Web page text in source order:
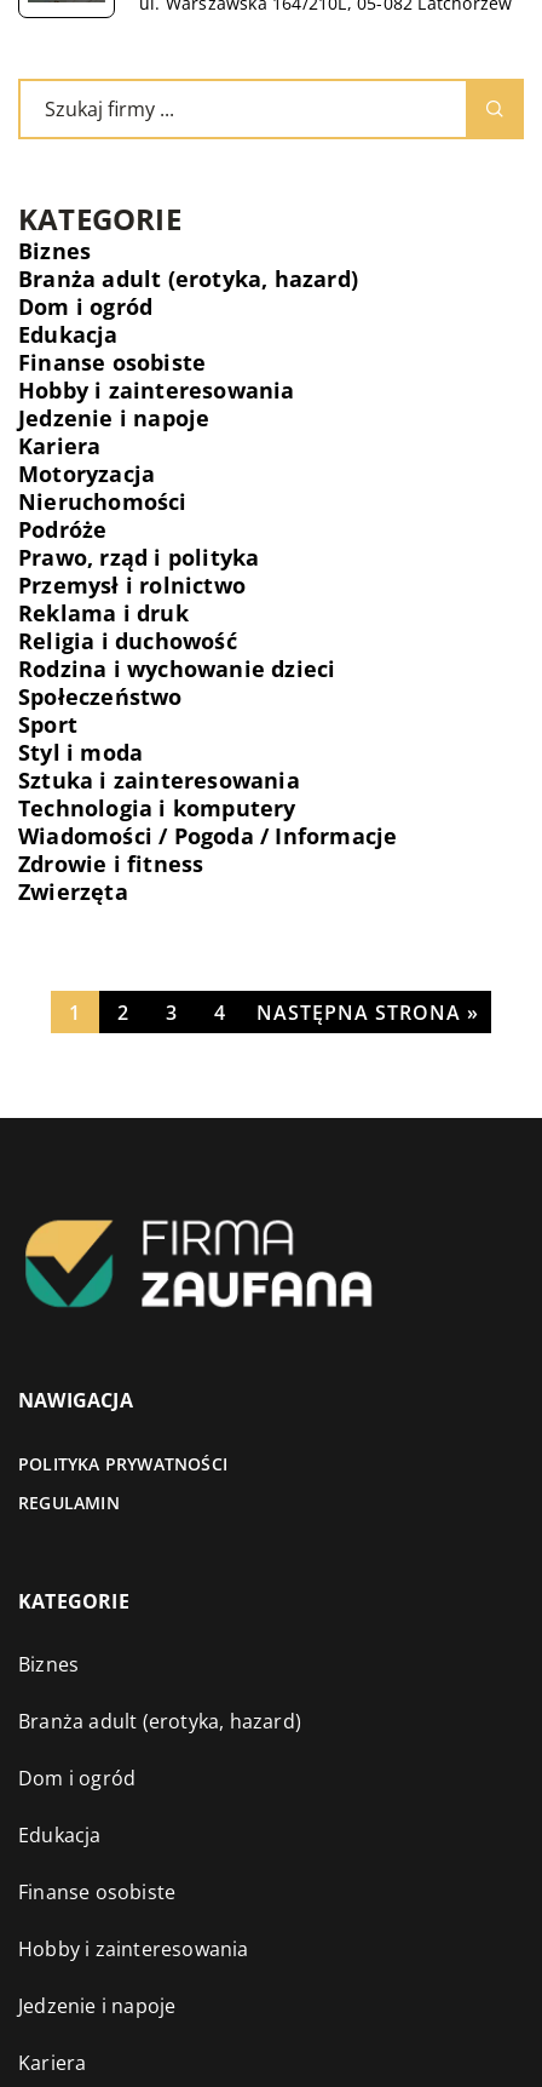
KATEGORIE
Biznes
Branża adult (erotyka, hazard)
Dom i ogród
Edukacja
Finanse osobiste
Hobby i zainteresowania
Jedzenie i napoje
Kariera
Motoryzacja
Nieruchomości
Podróże
Prawo, rząd i polityka
Przemysł i rolnictwo
Reklama i druk
Religia i duchowość
Rodzina i wychowanie dzieci
Społeczeństwo
Sport
Styl i moda
Sztuka i zainteresowania
Technologia i komputery
Wiadomości / Pogoda / Informacje
Zdrowie i fitness
Zwierzęta
1 2 3 4 NASTĘPNA STRONA »
NAWIGACJA
POLITYKA PRYWATNOŚCI
REGULAMIN
KATEGORIE
Biznes
Branża adult (erotyka, hazard)
Dom i ogród
Edukacja
Finanse osobiste
Hobby i zainteresowania
Jedzenie i napoje
Kariera